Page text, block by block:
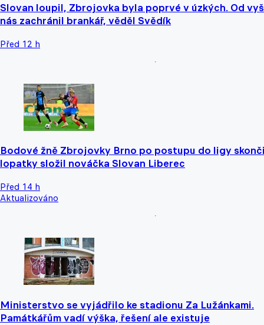
Slovan loupil, Zbrojovka byla poprvé v úzkých. Od
nás zachránil brankář, věděl Svědík
Před 12 h
Bodové žně Zbrojovky Brno po postupu do ligy
lopatky složil nováčka Slovan Liberec
Před 14 h
Aktualizováno
Ministerstvo se vyjádřilo ke stadionu Za Lužánkami.
Památkářům vadí výška, řešení ale existuje